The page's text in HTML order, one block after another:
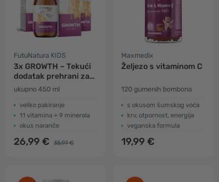
FutuNatura KIDS
3x GROWTH – Tekući
dodatak prehrani za
djecu u razdoblju
rasta
ukupno 450 ml
veliko pakiranje
11 vitamina + 9 minerala
okus naranče
26,99 € 35,97 €
Maxmedix
Željezo s vitaminom C
120 gumenih bombona
s okusom šumskog voća
krv, otpornost, energija
veganska formula
19,99 €